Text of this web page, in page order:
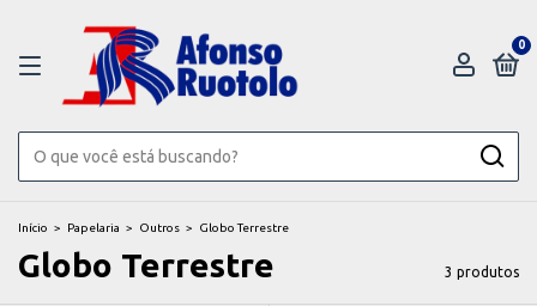
0
Início > Papelaria > Outros > Globo Terrestre
Globo Terrestre 3 produtos